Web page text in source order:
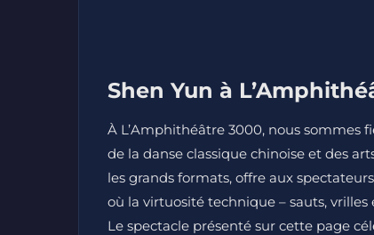
Shen Yun à
À L’Amphithéâtre 3000, nous sommes
de la danse classique chinoise et des
les grands formats, offre aux
où la virtuosité technique – sauts,
Le spectacle présenté sur cette page